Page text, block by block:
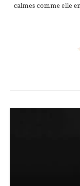
calmes comme elle